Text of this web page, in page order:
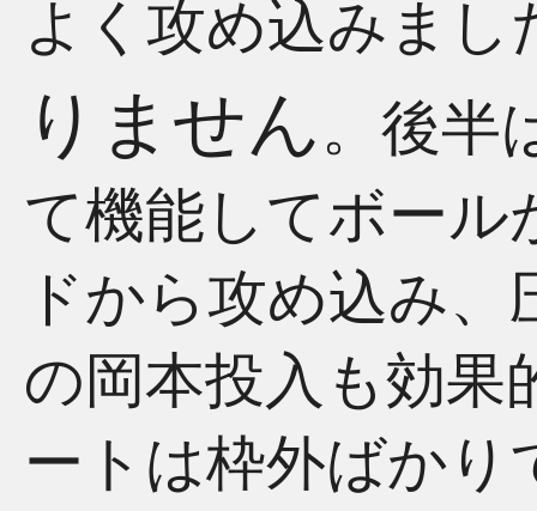
よく攻め込みまし
りません。後半
て機能してボール
ドから攻め込み
の岡本投入も効果
ートは枠外ばかり